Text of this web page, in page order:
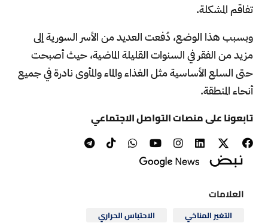
تفاقم المشكلة.
وبسبب هذا الوضع، دُفعت العديد من الأسر السورية إلى
مزيد من الفقر في السنوات القليلة الماضية، حيث أصبحت
حتى السلع الأساسية مثل الغذاء والماء والمأوى نادرة في جميع
أنحاء المنطقة.
تابعونا على منصات التواصل الاجتماعي
العلامات
التغير المناخي الاحتباس الحراري